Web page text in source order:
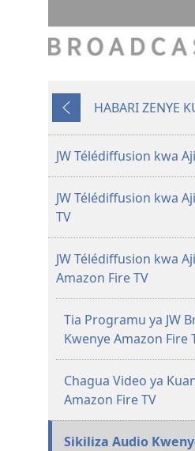
YENYE
KUTANGULIA
HABARI ZENYE
JW Télédiffusion kwa
JW Télédiffusion kwa
TV
JW Télédiffusion kwa
Amazon Fire TV
Tia Programu ya JW
Kwenye Amazon Fire
Chagua Video ya
Amazon Fire TV
Sikiliza Audio